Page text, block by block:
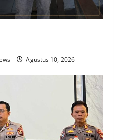
Agustus 10, 2026